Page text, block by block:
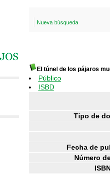
Nueva búsqueda
El túnel de los pájaros
Público
ISBD
Tipo de
Fecha de
Número